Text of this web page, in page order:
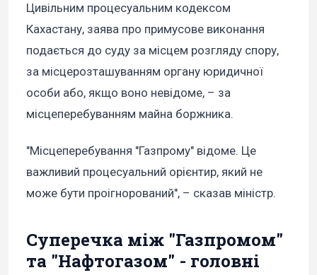
Цивільним процесуальним кодексом
Кахастану, заява про примусове виконання
подається до суду за місцем розгляду спору,
за місцерозташуванням органу юридичної
особи або, якщо воно невідоме, – за
місцеперебуванням майна боржника.
"Місцеперебування "Газпрому" відоме. Це
важливий процесуальний орієнтир, який не
може бути проігнорований", – сказав міністр.
Суперечка між "Газпромом"
та "Нафтогазом" - головні